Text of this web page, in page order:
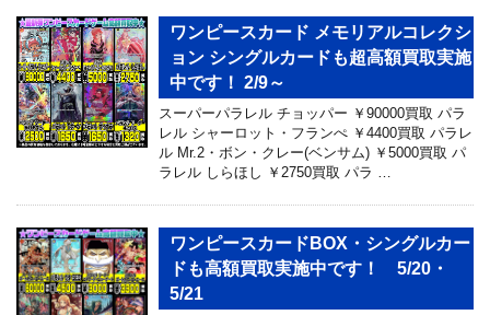
ワンピースカード メモリアルコレクシ
ョン シングルカードも超高額買取実施
中です！ 2/9～
スーパーパラレル チョッパー ￥90000買取 パラ
レル シャーロット・フランぺ ￥4400買取 パラレ
ル Mr.2・ボン・クレー(ベンサム) ￥5000買取 パ
ラレル しらほし ￥2750買取 パラ …
ワンピースカードBOX・シングルカー
ドも高額買取実施中です！ 5/20・
5/21